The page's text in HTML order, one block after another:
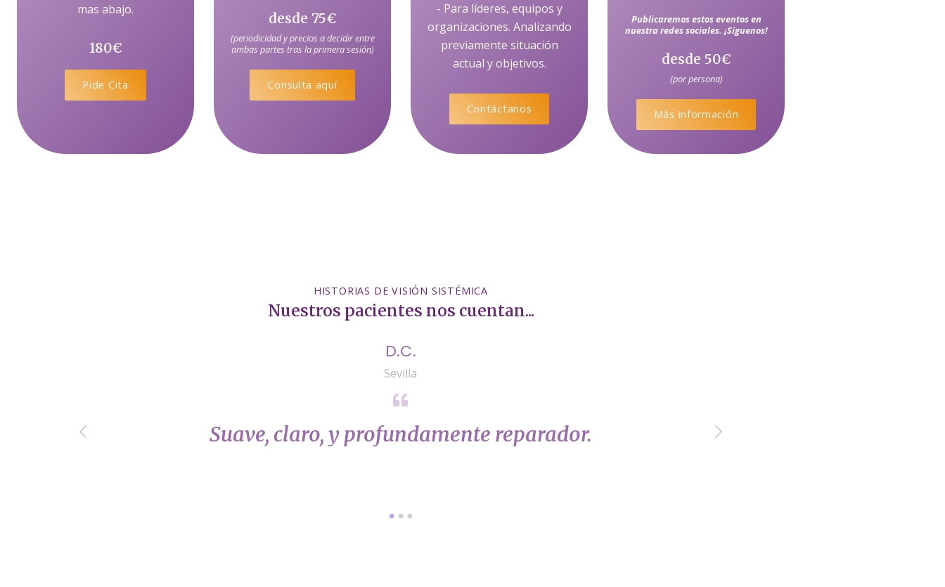
mas abajo.
180€
Pide Cita
desde 75€
(periodicidad y precios a decidir entre
ambas partes tras la primera sesión)
Consulta aquí
- Para líderes, equipos y
organizaciones. Analizando
previamente situación
actual y objetivos.
Contáctanos
Publicaremos estos eventos en
nuestra redes sociales. ¡Síguenos!
desde 50€
(por persona)
Más información
HISTORIAS DE VISIÓN SISTÉMICA
Nuestros pacientes nos cuentan...
D.C.
Sevilla
Suave, claro, y profundamente reparador.